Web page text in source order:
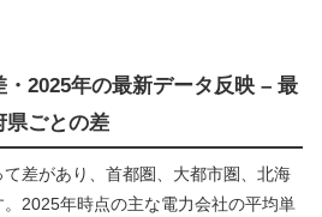
2025年の最新データ反映 – 最
県ごとの差
差があり、首都圏、大都市圏、北海
2025年時点の主な電力会社の平均単